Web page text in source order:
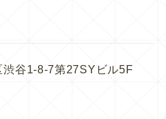
谷1-8-7第27SYビル5F